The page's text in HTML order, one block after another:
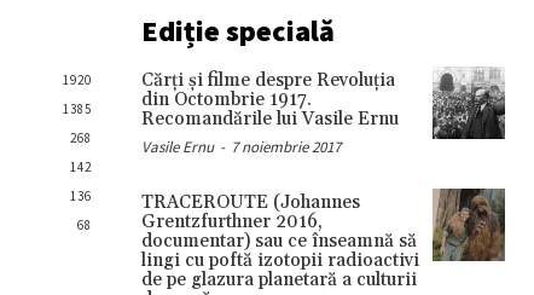
1920
1385
268
142
136
68
Ediție specială
Cărţi şi filme despre Revoluţia
din Octombrie 1917.
Recomandările lui Vasile Ernu
Vasile Ernu - 7 noiembrie 2017
TRACEROUTE (Johannes
Grentzfurthner 2016,
documentar) sau ce înseamnă să
lingi cu poftă izotopii radioactivi
de pe glazura planetară a culturii